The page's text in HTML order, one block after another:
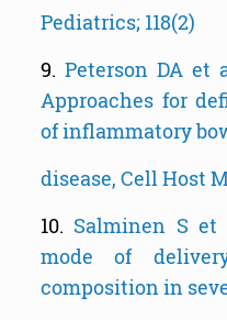
Pediatrics; 118(2)
9. Peterson DA et
Approaches for
of inflammatory
disease, Cell Host
10. Salminen S et
mode of
composition in